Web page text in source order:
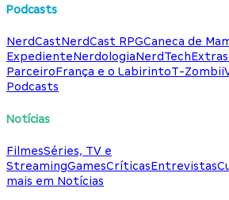
Podcasts
NerdCastNerdCast RPGCaneca de
ExpedienteNerdologiaNerdTechExtras
ParceiroFrança e o LabirintoT-Zombii
Podcasts
Notícias
FilmesSéries, TV e
StreamingGamesCríticasEntrevistas
mais em Notícias